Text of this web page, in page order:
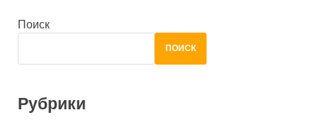
Поиск
ПОИСК
Рубрики